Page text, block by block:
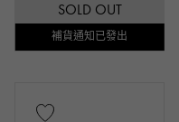
SOLD OUT
補貨通知已發出